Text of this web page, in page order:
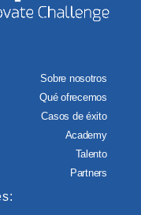
Sobre nosotros
Qué ofrecemos
Casos de éxito
Academy
Talento
Partners